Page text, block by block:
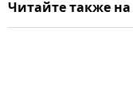
Читайте также